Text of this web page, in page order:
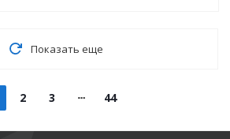
Показать еще
2 3 44